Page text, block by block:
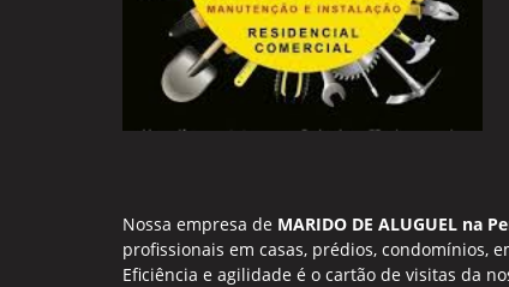
Nossa empresa de MARIDO DE ALUGUEL na
profissionais em casas, prédios, condomínios,
Eficiência e agilidade é o cartão de visitas da